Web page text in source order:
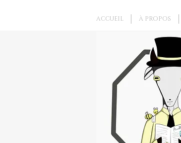
ACCUEIL À PROPOS